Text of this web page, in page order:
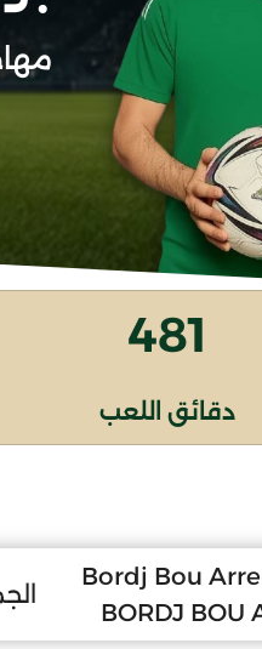
481
دقائق اللعب
Bordj Bou
BORDJ BOU